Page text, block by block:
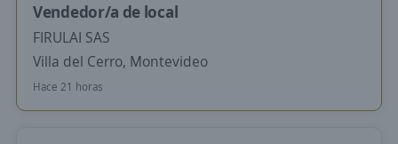
Vendedor/a de local
FIRULAI SAS
Villa del Cerro, Montevideo
Hace 21 horas